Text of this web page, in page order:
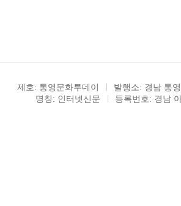
제호: 통영문화투데이
발행소: 경남 통
명칭: 인터넷신문
등록번호: 경남